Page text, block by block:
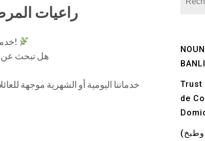
راعيات
خدمات راعيات المرضى – رعاية يومية وإنسانية بكل حبّ واهتمام!
هل تبحث عن
Trust
de
وطبخ)